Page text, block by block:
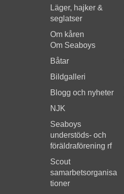
Läger, hajker &
seglatser
Om kåren
Om Seaboys
Båtar
Bildgalleri
Blogg och nyheter
NJK
Seaboys
understöds- och
föräldraförening rf
Scout
samarbetsorganisa
tioner